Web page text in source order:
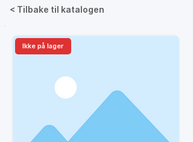
< Tilbake til katalogen
På lager
Ikke på lager